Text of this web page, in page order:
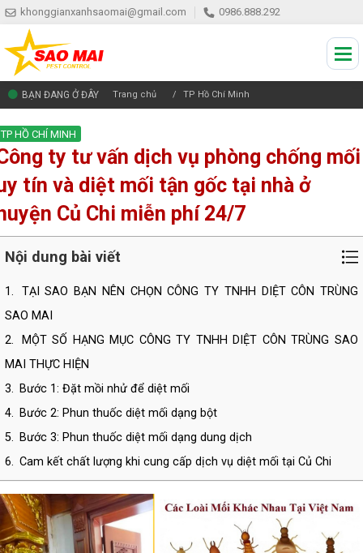
khonggianxanhsaomai@gmail.com 0986.888.292
BẠN ĐANG Ở ĐÂY Trang chủ TP Hồ Chí Minh
TP HỒ CHÍ MINH
ty tư vấn dịch vụ phòng chống mối
tín và diệt mối tận gốc tại nhà ở
Củ Chi miễn phí 24/7
Nội dung bài viết
1.
TẠI SAO BẠN NÊN CHỌN CÔNG TY TNHH DIỆT CÔN TRÙNG
SAO MAI
2.
MỘT SỐ HẠNG MỤC CÔNG TY TNHH DIỆT CÔN TRÙNG SAO
MAI THỰC HIỆN
3. Bước 1: Đặt mồi nhử để diệt mối
4. Bước 2: Phun thuốc diệt mối dạng bột
5. Bước 3: Phun thuốc diệt mối dạng dung dịch
6. Cam kết chất lượng khi cung cấp dịch vụ diệt mối tại Củ Chi
MAI